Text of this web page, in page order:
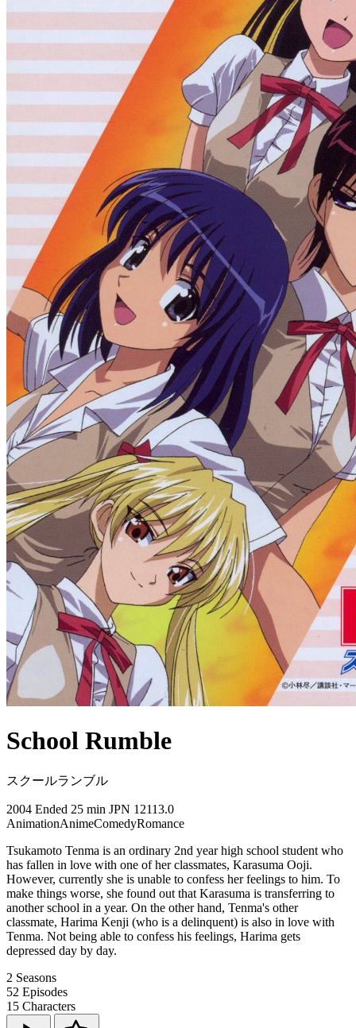
School Rumble
スクールランブル
2004 Ended 25 min JPN 12113.0
AnimationAnimeComedyRomance
Tsukamoto Tenma is an ordinary 2nd year high school student who
has fallen in love with one of her classmates, Karasuma Ooji.
However, currently she is unable to confess her feelings to him. To
make things worse, she found out that Karasuma is transferring to
another school in a year. On the other hand, Tenma's other
classmate, Harima Kenji (who is a delinquent) is also in love with
Tenma. Not being able to confess his feelings, Harima gets
depressed day by day.
2 Seasons
52 Episodes
15 Characters